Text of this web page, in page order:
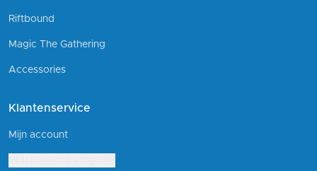
Riftbound
Magic The Gathering
Accessories
Klantenservice
Mijn account